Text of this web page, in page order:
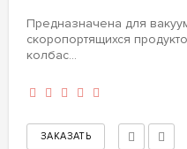
Предназначена для
скоропортящихся
колбас...